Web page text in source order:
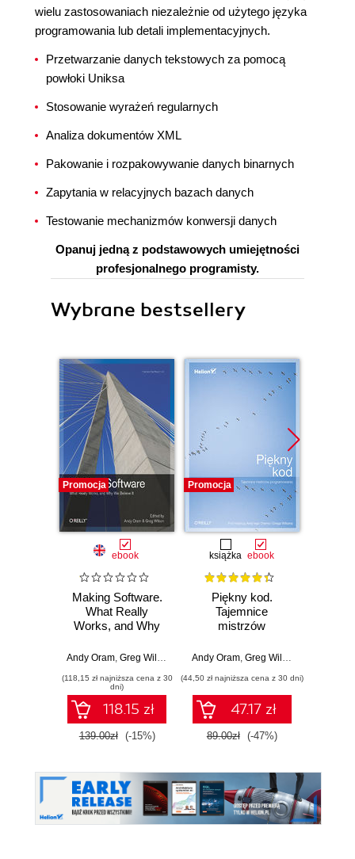
wielu zastosowaniach niezależnie od użytego języka
programowania lub detali implementacyjnych.
Przetwarzanie danych tekstowych za pomocą
powłoki Uniksa
Stosowanie wyrażeń regularnych
Analiza dokumentów XML
Pakowanie i rozpakowywanie danych binarnych
Zapytania w relacyjnych bazach danych
Testowanie mechanizmów konwersji danych
Opanuj jedną z podstawowych umiejętności
profesjonalnego programisty.
Wybrane bestsellery
Promocja
ebook
Making Software.
What Really
Works, and Why
Andy Oram, Greg Wilson
(118,15 zł najniższa cena z 30
dni)
118.15 zł
139.00zł (-15%)
Promocja
książka ebook
Piękny kod.
Tajemnice
mistrzów
Andy Oram, Greg Wilson
(44,50 zł najniższa cena z 30 dni)
47.17 zł
89.00zł (-47%)